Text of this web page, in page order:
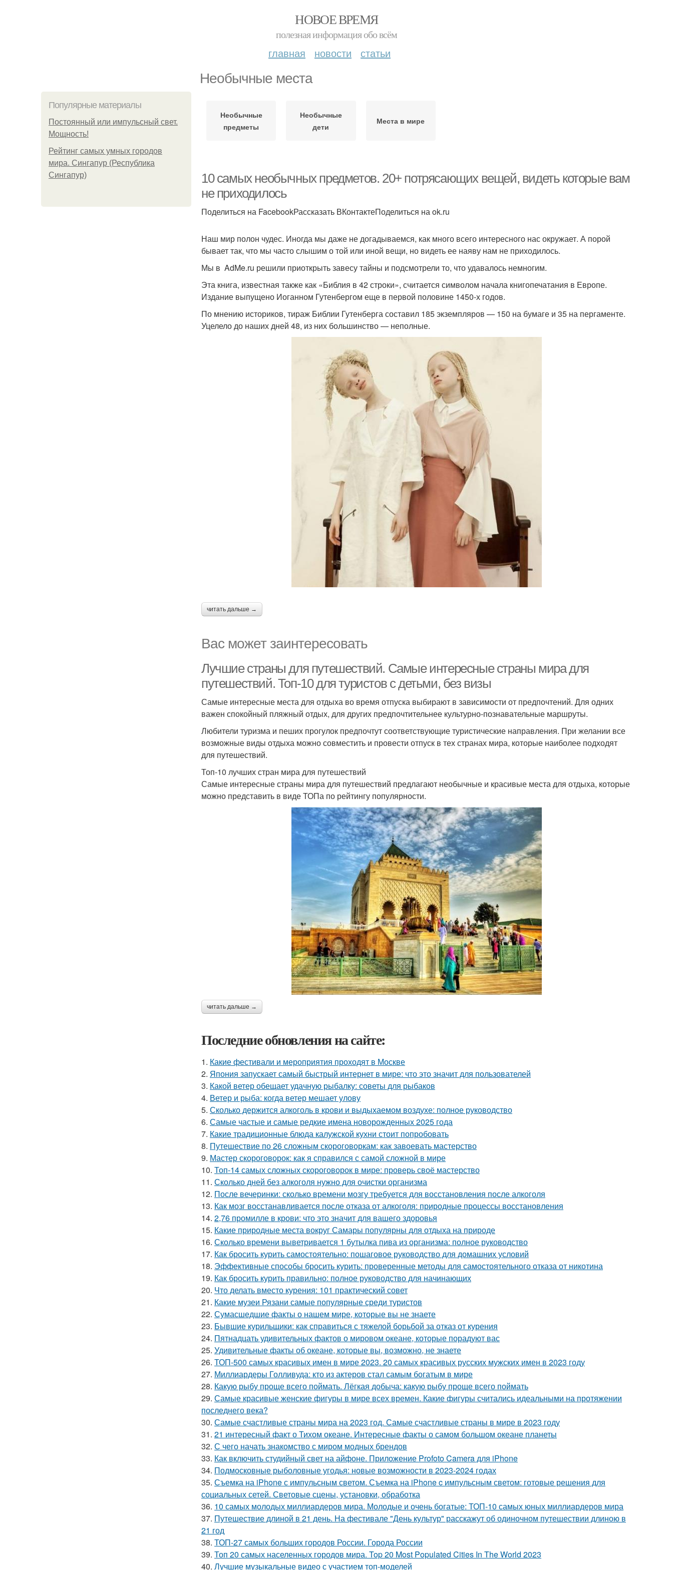
НОВОЕ ВРЕМЯ
полезная информация обо всём
главная новости статьи
Необычные места
Популярные материалы
Постоянный или импульсный свет.
Мощность!
Рейтинг самых умных городов
мира. Сингапур (Республика
Сингапур)
Необычные
предметы
Необычные
дети
Места в мире
10 самых необычных предметов. 20+ потрясающих вещей, видеть которые вам
не приходилось
Поделиться на FacebookРассказать ВКонтактеПоделиться на ok.ru
Наш мир полон чудес. Иногда мы даже не догадываемся, как много всего интересного нас окружает. А порой
бывает так, что мы часто слышим о той или иной вещи, но видеть ее наяву нам не приходилось.
Мы в AdMe.ru решили приоткрыть завесу тайны и подсмотрели то, что удавалось немногим.
Эта книга, известная также как «Библия в 42 строки», считается символом начала книгопечатания в Европе.
Издание выпущено Иоганном Гутенбергом еще в первой половине 1450-х годов.
По мнению историков, тираж Библии Гутенберга составил 185 экземпляров — 150 на бумаге и 35 на пергаменте.
Уцелело до наших дней 48, из них большинство — неполные.
читать дальше →
Вас может заинтересовать
Лучшие страны для путешествий. Самые интересные страны мира для
путешествий. Топ-10 для туристов с детьми, без визы
Самые интересные места для отдыха во время отпуска выбирают в зависимости от предпочтений. Для одних
важен спокойный пляжный отдых, для других предпочтительнее культурно-познавательные маршруты.
Любители туризма и пеших прогулок предпочтут соответствующие туристические направления. При желании все
возможные виды отдыха можно совместить и провести отпуск в тех странах мира, которые наиболее подходят
для путешествий.
Топ-10 лучших стран мира для путешествий
Самые интересные страны мира для путешествий предлагают необычные и красивые места для отдыха, которые
можно представить в виде ТОПа по рейтингу популярности.
читать дальше →
Последние обновления на сайте:
1. Какие фестивали и мероприятия проходят в Москве
2. Япония запускает самый быстрый интернет в мире: что это значит для пользователей
3. Какой ветер обещает удачную рыбалку: советы для рыбаков
4. Ветер и рыба: когда ветер мешает улову
5. Сколько держится алкоголь в крови и выдыхаемом воздухе: полное руководство
6. Самые частые и самые редкие имена новорожденных 2025 года
7. Какие традиционные блюда калужской кухни стоит попробовать
8. Путешествие по 26 сложным скороговоркам: как завоевать мастерство
9. Мастер скороговорок: как я справился с самой сложной в мире
10. Топ-14 самых сложных скороговорок в мире: проверь своё мастерство
11. Сколько дней без алкоголя нужно для очистки организма
12. После вечеринки: сколько времени мозгу требуется для восстановления после алкоголя
13. Как мозг восстанавливается после отказа от алкоголя: природные процессы восстановления
14. 2,76 промилле в крови: что это значит для вашего здоровья
15. Какие природные места вокруг Самары популярны для отдыха на природе
16. Сколько времени выветривается 1 бутылка пива из организма: полное руководство
17. Как бросить курить самостоятельно: пошаговое руководство для домашних условий
18. Эффективные способы бросить курить: проверенные методы для самостоятельного отказа от никотина
19. Как бросить курить правильно: полное руководство для начинающих
20. Что делать вместо курения: 101 практический совет
21. Какие музеи Рязани самые популярные среди туристов
22. Сумасшедшие факты о нашем мире, которые вы не знаете
23. Бывшие курильщики: как справиться с тяжелой борьбой за отказ от курения
24. Пятнадцать удивительных фактов о мировом океане, которые порадуют вас
25. Удивительные факты об океане, которые вы, возможно, не знаете
26. ТОП-500 самых красивых имен в мире 2023. 20 самых красивых русских мужских имен в 2023 году
27. Миллиардеры Голливуда: кто из актеров стал самым богатым в мире
28. Какую рыбу проще всего поймать. Лёгкая добыча: какую рыбу проще всего поймать
29. Самые красивые женские фигуры в мире всех времен. Какие фигуры считались идеальными на протяжении
последнего века?
30. Самые счастливые страны мира на 2023 год. Самые счастливые страны в мире в 2023 году
31. 21 интересный факт о Тихом океане. Интересные факты о самом большом океане планеты
32. С чего начать знакомство с миром модных брендов
33. Как включить студийный свет на айфоне. Приложение Profoto Camera для iPhone
34. Подмосковные рыболовные угодья: новые возможности в 2023-2024 годах
35. Съемка на iPhone с импульсным светом. Съемка на iPhone c импульсным светом: готовые решения для
социальных сетей. Световые сцены, установки, обработка
36. 10 самых молодых миллиардеров мира. Молодые и очень богатые: ТОП-10 самых юных миллиардеров мира
37. Путешествие длиной в 21 день. На фестивале "День культур" расскажут об одиночном путешествии длиною в
21 год
38. ТОП-27 самых больших городов России. Города России
39. Топ 20 самых населенных городов мира. Top 20 Most Populated Cities In The World 2023
40. Лучшие музыкальные видео с участием топ-моделей